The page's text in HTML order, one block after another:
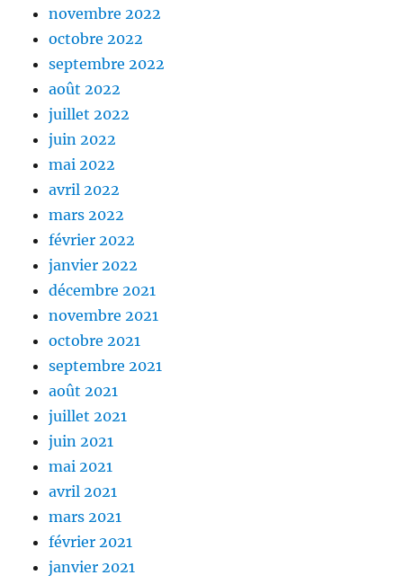
novembre 2022
octobre 2022
septembre 2022
août 2022
juillet 2022
juin 2022
mai 2022
avril 2022
mars 2022
février 2022
janvier 2022
décembre 2021
novembre 2021
octobre 2021
septembre 2021
août 2021
juillet 2021
juin 2021
mai 2021
avril 2021
mars 2021
février 2021
janvier 2021